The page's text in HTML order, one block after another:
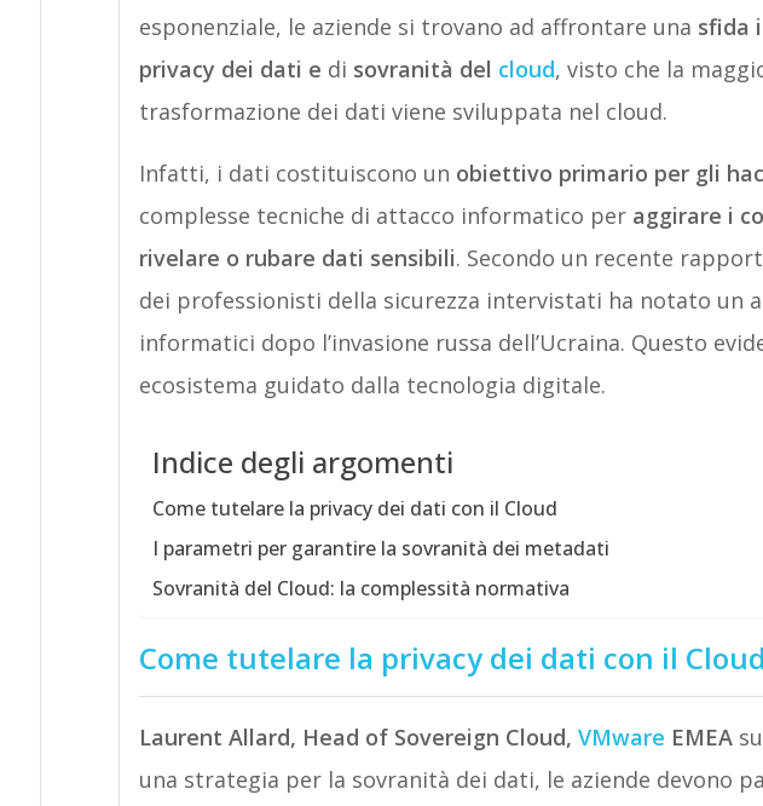
esponenziale, le aziende si trovano ad affrontare una sfida
privacy dei dati e di sovranità del cloud, visto che la
trasformazione dei dati viene sviluppata nel cloud.
Infatti, i dati costituiscono un obiettivo primario per gli
complesse tecniche di attacco informatico per aggirare i
rivelare o rubare dati sensibili. Secondo un recente
dei professionisti della sicurezza intervistati ha notato un
informatici dopo l’invasione russa dell’Ucraina. Questo
ecosistema guidato dalla tecnologia digitale.
Indice degli argomenti
Come tutelare la privacy dei dati con il Cloud
I parametri per garantire la sovranità dei metadati
Sovranità del Cloud: la complessità normativa
Come tutelare la privacy dei dati con il Cloud
Laurent Allard, Head of Sovereign Cloud, VMware EMEA
una strategia per la sovranità dei dati, le aziende devono